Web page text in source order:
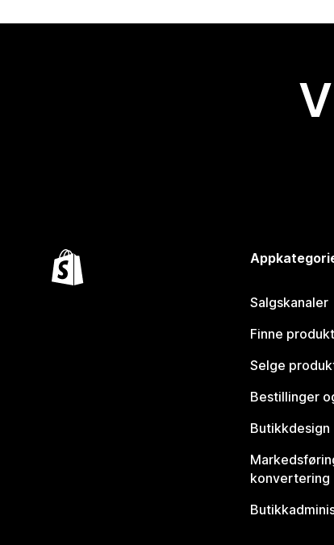
Salgskanaler
Finne
Selge
Bestillinger
Butikkdesign
konvertering